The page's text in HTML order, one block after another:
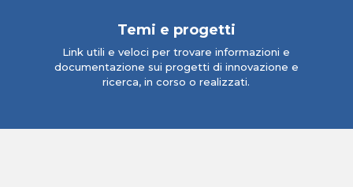
Temi e progetti
Link utili e veloci per trovare informazioni e
documentazione sui progetti di innovazione e
ricerca, in corso o realizzati.